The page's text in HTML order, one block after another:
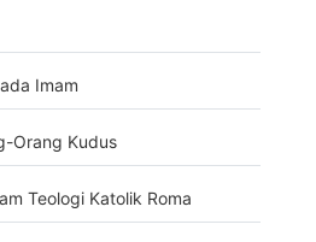
Imam
Orang Kudus
Teologi Katolik Roma